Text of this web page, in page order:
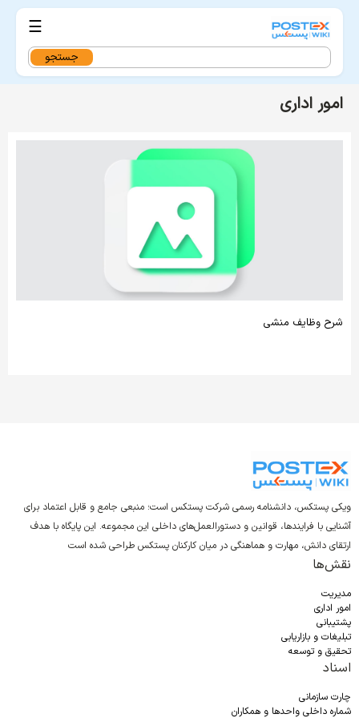
☰
جستجو
برای:
امور اداری
شرح وظایف منشی
ویکی پستکس، دانشنامه رسمی شرکت پستکس است؛ منبعی جامع و قابل اعتماد برای
آشنایی با فرایندها، قوانین و دستورالعمل‌های داخلی این مجموعه. این پایگاه با هدف
ارتقای دانش، مهارت و هماهنگی در میان کارکنان پستکس طراحی شده است
نقش‌ها
مدیریت
امور اداری
پشتیبانی
تبلیغات و بازاریابی
تحقیق و توسعه
اسناد
چارت سازمانی
شماره داخلی واحدها و همکاران